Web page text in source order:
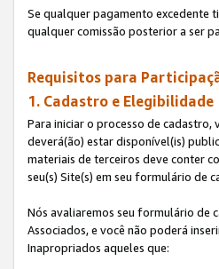
Se qualquer pagamento excedente
qualquer comissão posterior a ser
Requisitos para
1. Cadastro e Elegibilidade
Para iniciar o processo de
deverá(ão) estar disponível(is)
materiais de terceiros deve conter
seu(s) Site(s) em seu formulário de
Nós avaliaremos seu formulário de
Associados, e você não poderá
Inapropriados aqueles que: